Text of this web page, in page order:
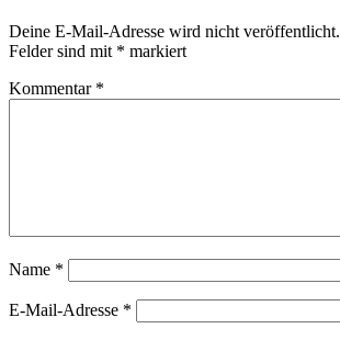
Deine E-Mail-Adresse wird nicht veröffentlicht.
Felder sind mit * markiert
Kommentar *
Name *
E-Mail-Adresse *